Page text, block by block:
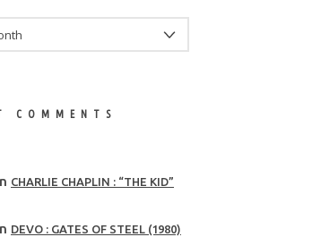
COMMENTS
CHARLIE CHAPLIN : “THE KID”
DEVO : GATES OF STEEL (1980)